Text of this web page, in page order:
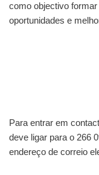
como objectivo
oportunidades e
Para entrar em
deve ligar para o 266
endereço de correio